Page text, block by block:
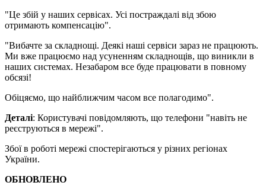
"Це збій у наших сервісах. Усі постраждалі від збою
отримають компенсацію".
"Вибачте за складнощі. Деякі наші сервіси зараз не працюють.
Ми вже працюємо над усуненням складнощів, що виникли в
наших системах. Незабаром все буде працювати в повному
обсязі!
Обіцяємо, що найближчим часом все полагодимо".
Деталі: Користувачі повідомляють, що телефони "навіть не
реєструються в мережі".
Збої в роботі мережі спостерігаються у різних регіонах
України.
ОБНОВЛЕНО